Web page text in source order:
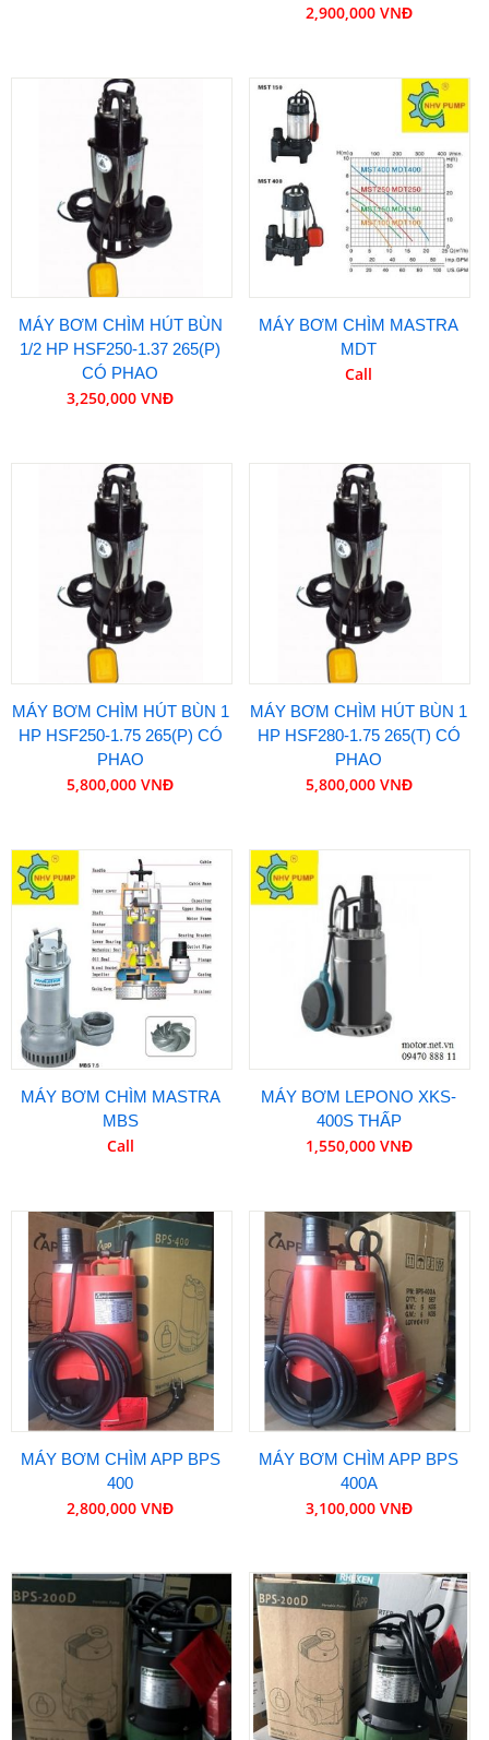
2,900,000 VNĐ
MÁY BƠM CHÌM HÚT BÙN
1/2 HP HSF250-1.37 265(P)
CÓ PHAO
3,250,000 VNĐ
MÁY BƠM CHÌM MASTRA
MDT
Call
MÁY BƠM CHÌM HÚT BÙN 1
HP HSF250-1.75 265(P) CÓ
PHAO
5,800,000 VNĐ
MÁY BƠM CHÌM HÚT BÙN 1
HP HSF280-1.75 265(T) CÓ
PHAO
5,800,000 VNĐ
MÁY BƠM CHÌM MASTRA
MBS
Call
MÁY BƠM LEPONO XKS-
400S THẤP
1,550,000 VNĐ
MÁY BƠM CHÌM APP BPS
400
2,800,000 VNĐ
MÁY BƠM CHÌM APP BPS
400A
3,100,000 VNĐ